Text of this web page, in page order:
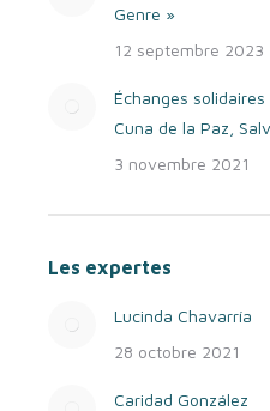
Genre »
12 septembre 2023
Échanges solidaires
Cuna de la Paz,
3 novembre 2021
Les expertes
Lucinda Chavarría
28 octobre 2021
Caridad González